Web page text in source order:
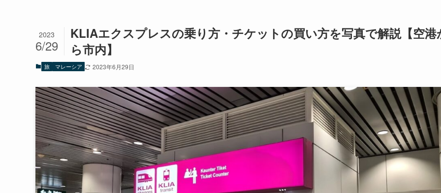
KLIAエクスプレスの乗り方・チケットの買い方を写真で解説【空港
ら市内】
2023
6/29
旅 マレーシア 2023年6月29日